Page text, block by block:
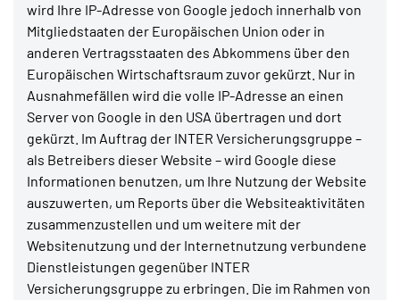
wird Ihre IP-Adresse von Google jedoch innerhalb von
Mitgliedstaaten der Europäischen Union oder in
anderen Vertragsstaaten des Abkommens über den
Europäischen Wirtschaftsraum zuvor gekürzt. Nur in
Ausnahmefällen wird die volle IP-Adresse an einen
Server von Google in den USA übertragen und dort
gekürzt. Im Auftrag der INTER Versicherungsgruppe –
als Betreibers dieser Website – wird Google diese
Informationen benutzen, um Ihre Nutzung der Website
auszuwerten, um Reports über die Websiteaktivitäten
zusammenzustellen und um weitere mit der
Websitenutzung und der Internetnutzung verbundene
Dienstleistungen gegenüber INTER
Versicherungsgruppe zu erbringen. Die im Rahmen von